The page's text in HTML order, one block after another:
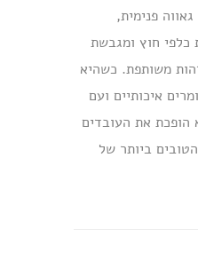
פנימית,
כלפי חוץ ומגבשת
משותפת. כשהיא
איכותיים ועם
הופכת את העובדים
ביותר של